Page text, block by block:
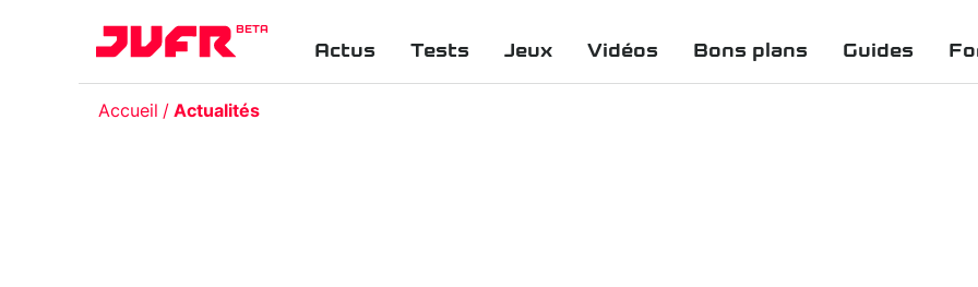
BETA
Actus Tests Jeux Vidéos Bons plans Guides
Accueil Actualités